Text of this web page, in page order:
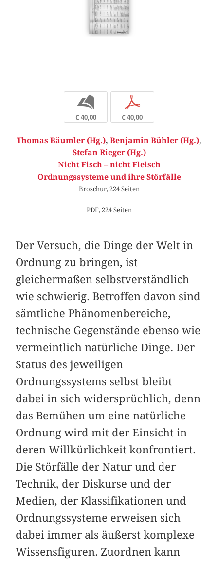
b
€ 40,00
p
€ 40,00
Thomas Bäumler (Hg.), Benjamin Bühler (Hg.),
Stefan Rieger (Hg.)
Nicht Fisch – nicht Fleisch
Ordnungssysteme und ihre Störfälle
Broschur, 224 Seiten
PDF, 224 Seiten
Der Versuch, die Dinge der Welt in
Ordnung zu bringen, ist
gleichermaßen selbstverständlich
wie schwierig. Betroffen davon sind
sämtliche Phänomenbereiche,
technische Gegenstände ebenso wie
vermeintlich natürliche Dinge. Der
Status des jeweiligen
Ordnungssystems selbst bleibt
dabei in sich widersprüchlich, denn
das Bemühen um eine natürliche
Ordnung wird mit der Einsicht in
deren Willkürlichkeit konfrontiert.
Die Störfälle der Natur und der
Technik, der Diskurse und der
Medien, der Klassifikationen und
Ordnungssysteme erweisen sich
dabei immer als äußerst komplexe
Wissensfiguren. Zuordnen kann